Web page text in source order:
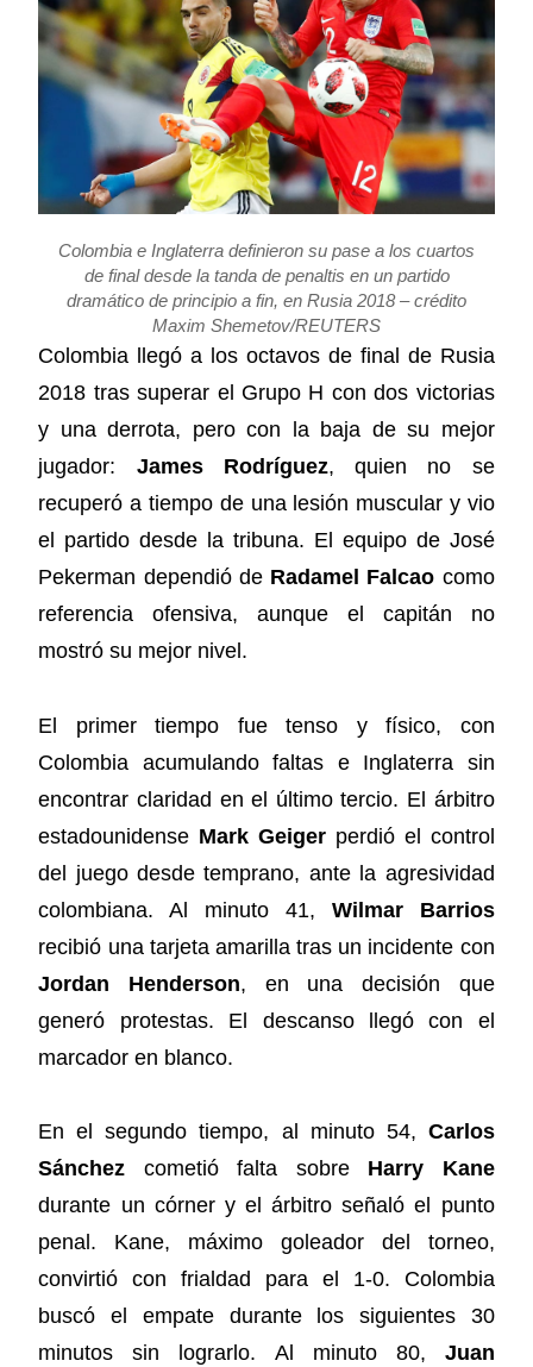
Colombia e Inglaterra definieron su pase a los cuartos
de final desde la tanda de penaltis en un partido
dramático de principio a fin, en Rusia 2018 – crédito
Maxim Shemetov/REUTERS
Colombia llegó a los octavos de final de Rusia
2018 tras superar el Grupo H con dos victorias
y una derrota, pero con la baja de su mejor
jugador: James Rodríguez, quien no se
recuperó a tiempo de una lesión muscular y vio
el partido desde la tribuna. El equipo de José
Pekerman dependió de Radamel Falcao como
referencia ofensiva, aunque el capitán no
mostró su mejor nivel.
El primer tiempo fue tenso y físico, con
Colombia acumulando faltas e Inglaterra sin
encontrar claridad en el último tercio. El árbitro
estadounidense Mark Geiger perdió el control
del juego desde temprano, ante la agresividad
colombiana. Al minuto 41, Wilmar Barrios
recibió una tarjeta amarilla tras un incidente con
Jordan Henderson, en una decisión que
generó protestas. El descanso llegó con el
marcador en blanco.
En el segundo tiempo, al minuto 54, Carlos
Sánchez cometió falta sobre Harry Kane
durante un córner y el árbitro señaló el punto
penal. Kane, máximo goleador del torneo,
convirtió con frialdad para el 1-0. Colombia
buscó el empate durante los siguientes 30
minutos sin lograrlo. Al minuto 80, Juan